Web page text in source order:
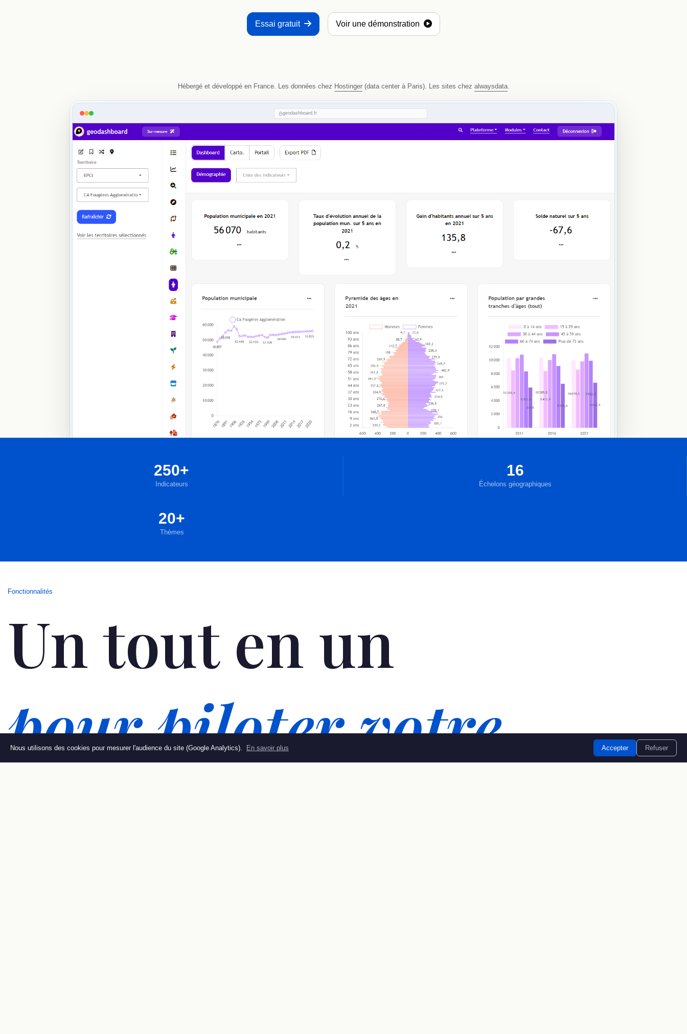
Essai gratuit Voir une démonstration
Hébergé et développé en France. Les données chez Hostinger(data center à Paris). Les sites chez alwaysdata.
geodashboard.fr
250+
Indicateurs
16
Échelons géographiques
20+
Thèmes
Fonctionnalités
Un tout en un
pour piloter votre
Nous utilisons des cookies pour mesurer l'audience du site (Google Analytics). En savoir plus Accepter Refuser